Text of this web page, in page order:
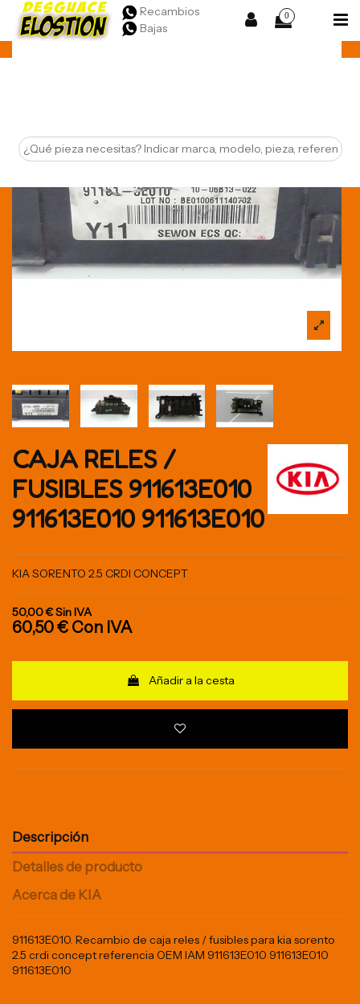
Recambios
Bajas
0
CAJA RELES /
FUSIBLES 911613E010
911613E010 911613E010
KIA SORENTO 2.5 CRDI CONCEPT
50,00 €Sin IVA
60,50 € Con IVA
Añadir a la cesta
Descripción
Detalles de producto
Acerca de KIA
911613E010. Recambio de caja reles / fusibles para kia sorento
2.5 crdi concept referencia OEM IAM 911613E010 911613E010
911613E010